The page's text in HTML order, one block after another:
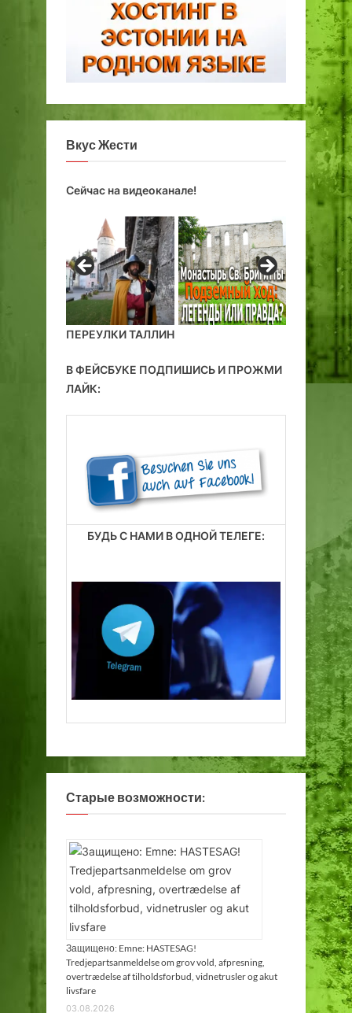
Вкус Жести
Сейчас на видеоканале!
ПЕРЕУЛКИ ТАЛЛИН
В ФЕЙСБУКЕ ПОДПИШИСЬ И ПРОЖМИ
ЛАЙК:
БУДЬ С НАМИ В ОДНОЙ ТЕЛЕГЕ:
Старые возможности:
Защищено: Emne: HASTESAG!
Tredjepartsanmeldelse om grov vold, afpresning,
overtrædelse af tilholdsforbud, vidnetrusler og akut
livsfare
03.08.2026